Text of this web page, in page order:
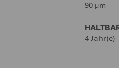
90 µm
4 Jahr(e)